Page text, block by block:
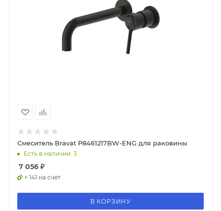
Смеситель Bravat P8461217BW-ENG для раковины
Есть в наличии: 3
7 056 ₽
+ 141 на счет
В КОРЗИНУ